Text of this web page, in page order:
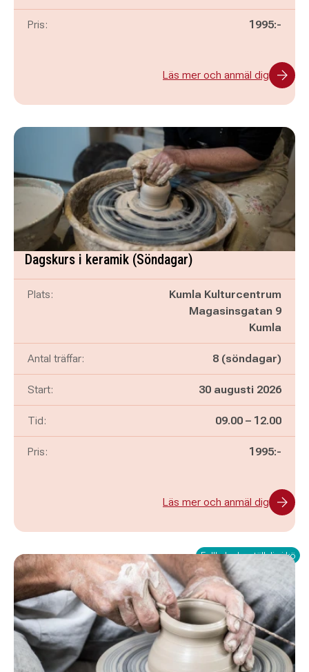
Pris: 1995:-
Läs mer och anmäl dig
Dagskurs i keramik (Söndagar)
Plats:
Kumla Kulturcentrum
Magasinsgatan 9
Kumla
Antal träffar: 8 (söndagar)
Start: 30 augusti 2026
Tid: Pågår mellan
09.00 – och
12.00
Pris: 1995:-
Läs mer och anmäl dig
Fullbokad – ställ dig i kö